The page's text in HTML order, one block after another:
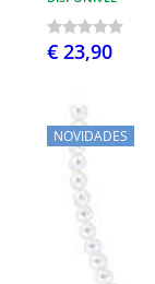
€ 23,90
NOVIDADES